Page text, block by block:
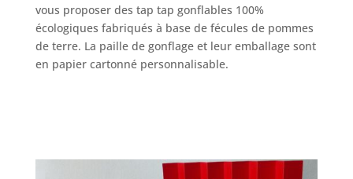
vous proposer des tap tap gonflables 100%
écologiques fabriqués à base de fécules de pommes
de terre. La paille de gonflage et leur emballage sont
en papier cartonné personnalisable.